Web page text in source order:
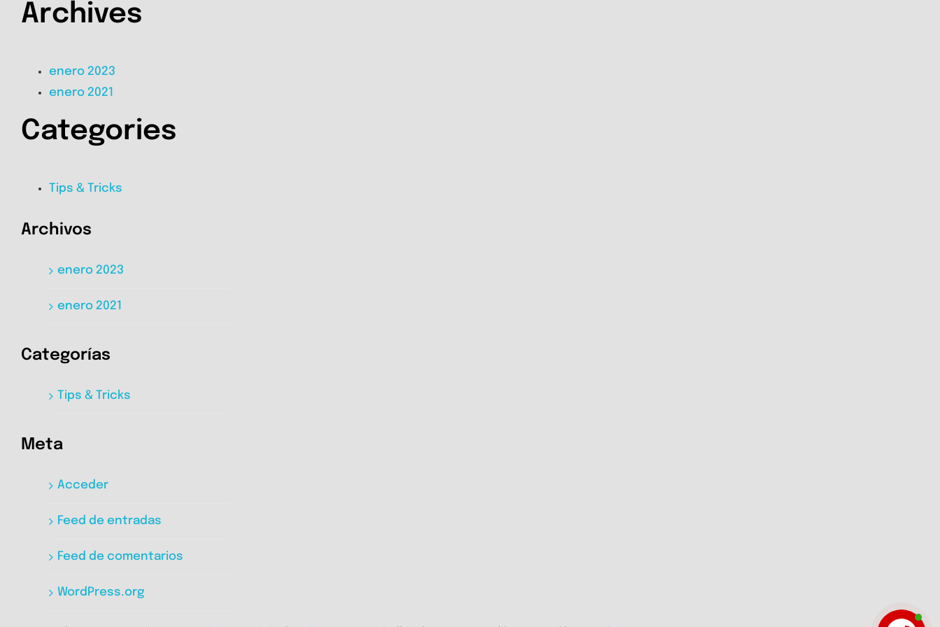
Archives
enero 2023
enero 2021
Categories
Tips & Tricks
Archivos
enero 2023
enero 2021
Categorías
Tips & Tricks
Meta
Acceder
Feed de entradas
Feed de comentarios
WordPress.org